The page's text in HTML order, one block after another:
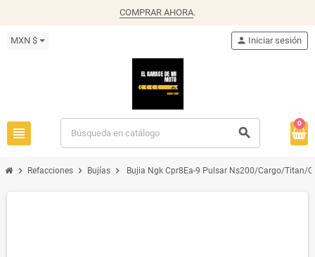
COMPRAR AHORA.
MXN $
view_headline search
person Iniciar sesión
0
chevron_right Refacciones chevron_right Bujías chevron_right Bujia Ngk Cpr8Ea-9 Pulsar Ns200/Cargo/Titan/